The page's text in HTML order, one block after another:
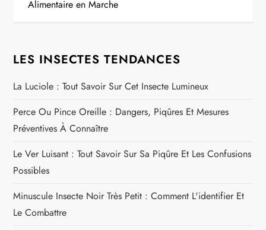
v
g
a
t
i
o
n
Alimentaire en Marche
LES INSECTES TENDANCES
La Luciole : Tout Savoir Sur Cet Insecte Lumineux
Perce Ou Pince Oreille : Dangers, Piqûres Et Mesures
Préventives À Connaître
Le Ver Luisant : Tout Savoir Sur Sa Piqûre Et Les Confusions
Possibles
Minuscule Insecte Noir Très Petit : Comment L'identifier Et
Le Combattre